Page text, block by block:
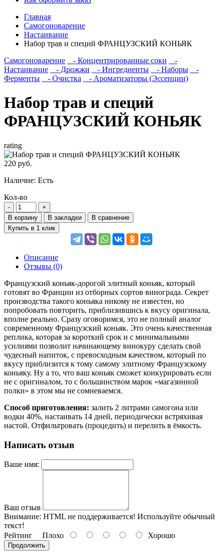
Главная
Самогоноварение
Настаивание
Набор трав и специй ФРАНЦУЗСКИЙ КОНЬЯК
Самогоноварение
- Концентрированные соки
-
Настаивание
- Дрожжи - Ингредиенты - Наборы
-
Ферменты
- Очистка - Ароматизаторы (Эссенции)
Набор трав и специй
ФРАНЦУЗСКИЙ КОНЬЯК
rating
220 руб.
Наличие: Есть
Кол-во
В корзину В закладки
В сравнение
Купить в 1 клик
Описание
Отзывы (0)
Французский коньяк-дорогой элитный коньяк, который
готовят во Франции из отборных сортов винограда. Секрет
производства такого коньяка никому не известен, но
попробовать повторить, приблизившись к вкусу оригинала,
вполне реально. Сразу оговоримся, это не полный аналог
современному Французский коньяк. Это очень качественная
реплика, которая за короткий срок и с минимальными
усилиями позволит начинающему винокуру сделать свой
чудесный напиток, с превосходным качеством, который по
вкусу приблизится к тому самому элитному Французскому
коньяку. Ну а то, что ваш коньяк сможет конкурировать если
не с оригиналом, то с большинством марок «магазинной
полки» в этом мы не сомневаемся.
Способ приготовления: залить 2 литрами самогона или
водки 40%, настаивать 14 дней, периодически встряхивая
настой. Отфильтровать (процедить) и перелить в ёмкость.
Написать отзыв
Ваше имя:
Ваш отзыв
Внимание: HTML не поддерживается! Используйте обычный
текст!
Рейтинг Плохо Хорошо
Продолжить